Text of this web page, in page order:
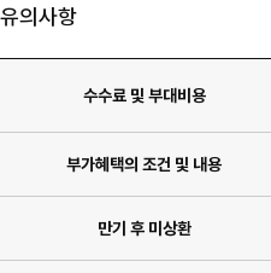
유의사항
수수료 및 부대비용
부가혜택의 조건 및 내용
만기 후 미상환